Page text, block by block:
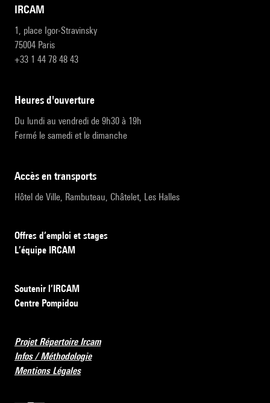
IRCAM
1, place Igor-Stravinsky
75004 Paris
+33 1 44 78 48 43
heures d'ouverture
Du lundi au vendredi de 9h30 à 19h
Fermé le samedi et le dimanche
accès en transports
Hôtel de Ville, Rambuteau, Châtelet, Les Halles
Offres d’emploi et stages
L’équipe IRCAM
Soutenir l’IRCAM
Centre Pompidou
Projet Répertoire Ircam
Infos / Méthodologie
Mentions Légales